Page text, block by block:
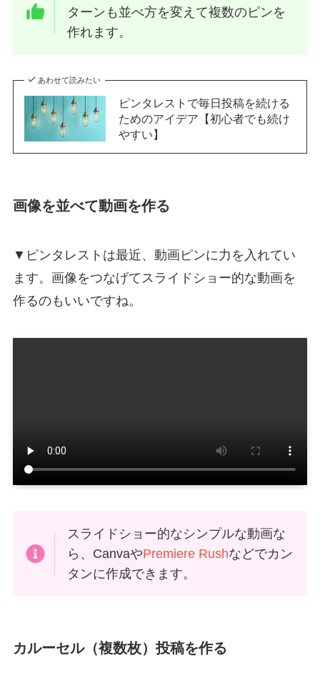
ターンも並べ方を変えて複数のピンを
作れます。
あわせて読みたい
ピンタレストで毎日投稿を続ける
ためのアイデア【初心者でも続け
やすい】
画像を並べて動画を作る
▼ピンタレストは最近、動画ピンに力を入れてい
ます。画像をつなげてスライドショー的な動画を
作るのもいいですね。
スライドショー的なシンプルな動画な
ら、CanvaやPremiere Rushなどでカン
タンに作成できます。
カルーセル（複数枚）投稿を作る